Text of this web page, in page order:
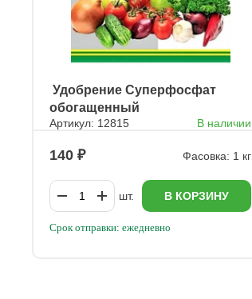
ㅤ Удобрение Суперфосфат
обогащенный
Артикул: 12815 В наличии
140 Фасовка: 1 кг
шт. В КОРЗИНУ
Срок отправки: ежедневно